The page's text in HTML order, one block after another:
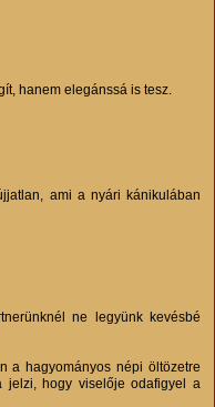
hanem elegánssá is tesz.
ami a nyári kánikulában
ne legyünk kevésbé
a hagyományos népi öltözetre
jelzi, hogy viselője odafigyel a